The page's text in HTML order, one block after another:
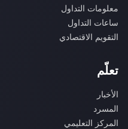
معلومات التداول
ساعات التداول
التقويم الاقتصادي
تعلّم
الأخبار
المسرد
المركز التعليمي